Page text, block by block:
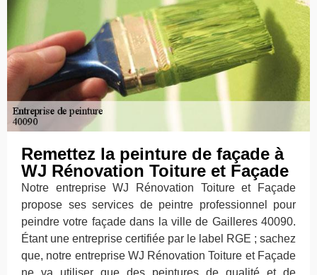
Remettez la peinture de façade à
WJ Rénovation Toiture et Façade
Notre entreprise WJ Rénovation Toiture et Façade
propose ses services de peintre professionnel pour
peindre votre façade dans la ville de Gailleres 40090.
Étant une entreprise certifiée par le label RGE ; sachez
que, notre entreprise WJ Rénovation Toiture et Façade
ne va utiliser que des peintures de qualité et de